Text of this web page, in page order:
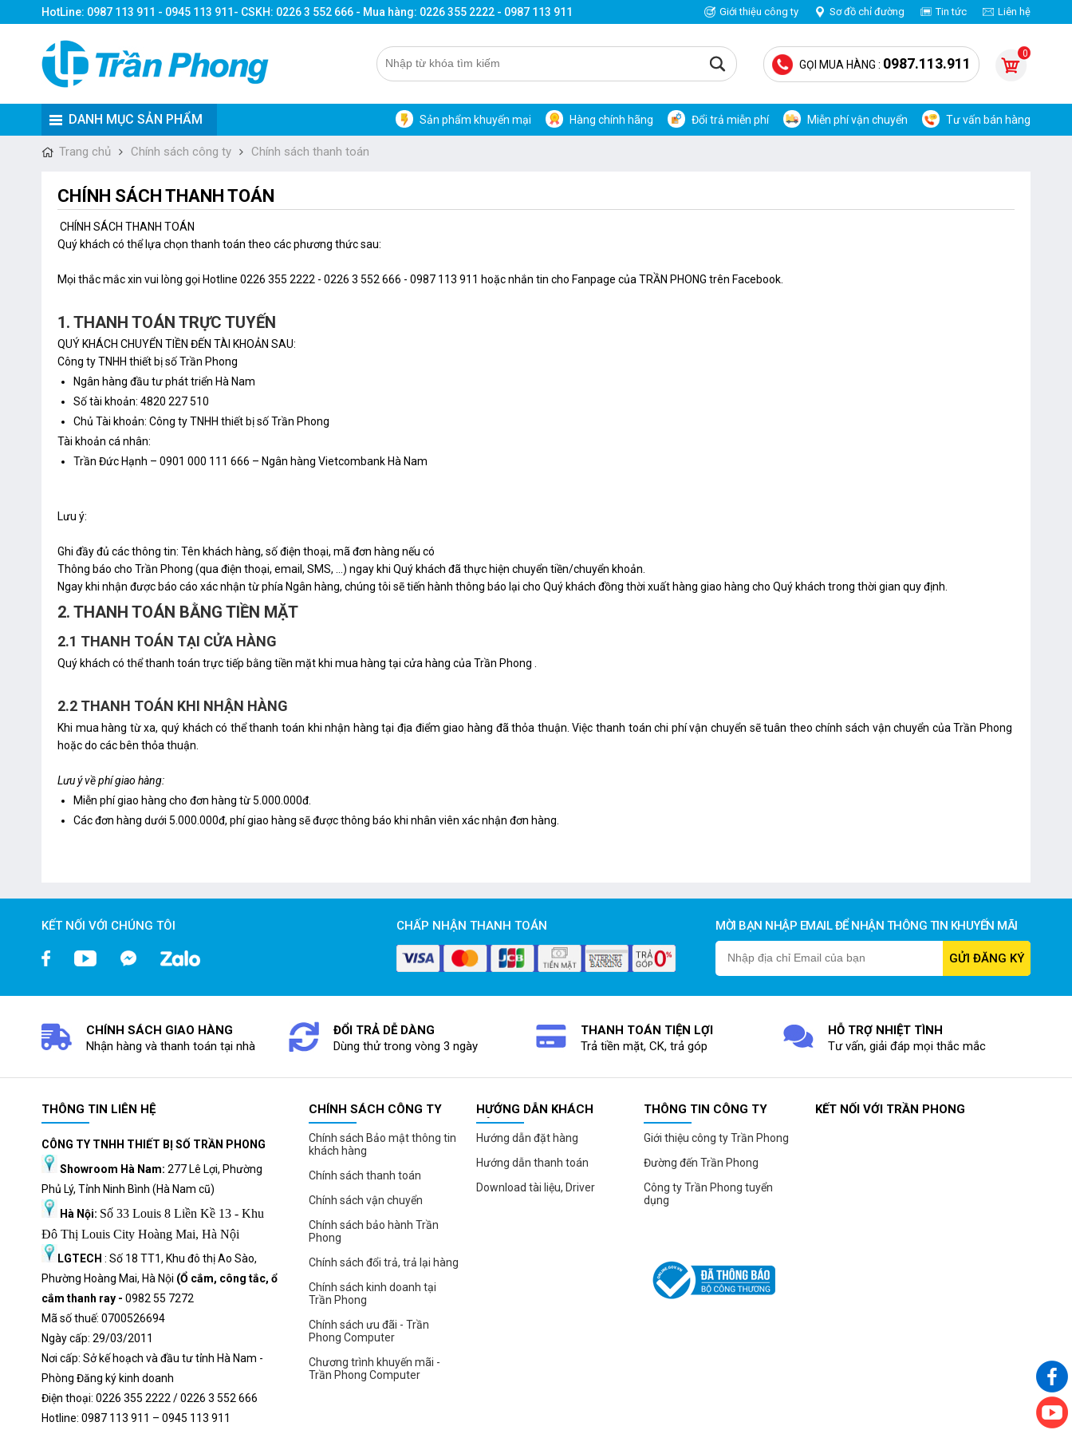
Giới thiệu công ty Sơ đồ chỉ đường Tin tức Liên hệ
HotLine: 0987 113 911 - 0945 113 911- CSKH: 0226 3 552 666 - Mua hàng: 0226 355 2222 - 0987 113 911
0
GỌI MUA HÀNG : 0987.113.911
DANH MỤC SẢN PHẨM Tư vấn bán hàng
Miễn phí vận chuyển
Đổi trả miễn phí
Hàng chính hãng
Sản phẩm khuyến mại
Trang chủ Chính sách công ty Chính sách thanh toán
CHÍNH SÁCH THANH TOÁN
CHÍNH SÁCH THANH TOÁN
Quý khách có thể lựa chọn thanh toán theo các phương thức sau:
Mọi thắc mắc xin vui lòng gọi Hotline 0226 355 2222 - 0226 3 552 666 - 0987 113 911 hoặc nhắn tin cho Fanpage của TRẦN PHONG trên Facebook.
1. THANH TOÁN TRỰC TUYẾN
QUÝ KHÁCH CHUYỂN TIỀN ĐẾN TÀI KHOẢN SAU:
Công ty TNHH thiết bị số Trần Phong
Ngân hàng đầu tư phát triển Hà Nam
Số tài khoản: 4820 227 510
Chủ Tài khoản: Công ty TNHH thiết bị số Trần Phong
Tài khoản cá nhân:
Trần Đức Hạnh – 0901 000 111 666 – Ngân hàng Vietcombank Hà Nam
Lưu ý:
Ghi đầy đủ các thông tin: Tên khách hàng, số điện thoại, mã đơn hàng nếu có
Thông báo cho Trần Phong (qua điện thoại, email, SMS, …) ngay khi Quý khách đã thực hiện chuyển tiền/chuyển khoản.
Ngay khi nhận được báo cáo xác nhận từ phía Ngân hàng, chúng tôi sẽ tiến hành thông báo lại cho Quý khách đồng thời xuất hàng giao hàng cho Quý khách trong thời gian quy định.
2. THANH TOÁN BẰNG TIỀN MẶT
2.1 THANH TOÁN TẠI CỬA HÀNG
Quý khách có thể thanh toán trực tiếp bằng tiền mặt khi mua hàng tại cửa hàng của Trần Phong .
2.2 THANH TOÁN KHI NHẬN HÀNG
Khi mua hàng từ xa, quý khách có thể thanh toán khi nhận hàng tại địa điểm giao hàng đã thỏa thuận. Việc thanh toán chi phí vận chuyển sẽ tuân theo chính sách vận chuyển của Trần Phong
hoặc do các bên thỏa thuận.
Lưu ý về phí giao hàng:
Miễn phí giao hàng cho đơn hàng từ 5.000.000đ.
Các đơn hàng dưới 5.000.000đ, phí giao hàng sẽ được thông báo khi nhân viên xác nhận đơn hàng.
KẾT NỐI VỚI CHÚNG TÔI CHẤP NHẬN THANH TOÁN MỜI BẠN NHẬP EMAIL ĐỂ NHẬN THÔNG TIN KHUYẾN MÃI
CHÍNH SÁCH GIAO HÀNG
Nhận hàng và thanh toán tại nhà
ĐỔI TRẢ DỄ DÀNG
Dùng thử trong vòng 3 ngày
THANH TOÁN TIỆN LỢI
Trả tiền mặt, CK, trả góp
HỖ TRỢ NHIỆT TÌNH
Tư vấn, giải đáp mọi thắc mắc
KẾT NỐI VỚI TRẦN PHONG
THÔNG TIN LIÊN HỆ
CÔNG TY TNHH THIẾT BỊ SỐ TRẦN PHONG
Showroom Hà Nam: 277 Lê Lợi, Phường
Phủ Lý, Tỉnh Ninh Bình (Hà Nam cũ)
Hà Nội: Số 33 Louis 8 Liền Kề 13 - Khu
Đô Thị Louis City Hoàng Mai, Hà Nội
LGTECH : Số 18 TT1, Khu đô thị Ao Sào,
Phường Hoàng Mai, Hà Nội (Ổ cắm, công tắc, ổ
cắm thanh ray - 0982 55 7272
Mã số thuế: 0700526694
Ngày cấp: 29/03/2011
Nơi cấp: Sở kế hoạch và đầu tư tỉnh Hà Nam -
Phòng Đăng ký kinh doanh
Điện thoại: 0226 355 2222 / 0226 3 552 666
Hotine: 0987 113 911 – 0945 113 911
CHÍNH SÁCH CÔNG TY
Chính sách Bảo mật thông tin
khách hàng
Chính sách thanh toán
Chính sách vận chuyển
Chính sách bảo hành Trần
Phong
Chính sách đổi trả, trả lại hàng
Chính sách kinh doanh tại
Trần Phong
Chính sách ưu đãi - Trần
Phong Computer
Chương trình khuyến mãi -
Trần Phong Computer
HƯỚNG DẪN KHÁCH
HÀNG
Hướng dẫn đặt hàng
Hướng dẫn thanh toán
Download tài liệu, Driver
THÔNG TIN CÔNG TY
Giới thiệu công ty Trần Phong
Đường đến Trần Phong
Công ty Trần Phong tuyển
dụng